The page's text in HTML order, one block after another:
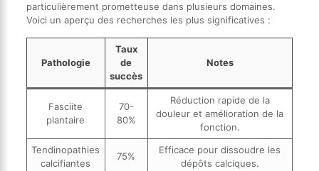
particulièrement prometteuse dans plusieurs domaines.
Voici un aperçu des recherches les plus significatives :
Pathologie
Taux
de
succès
Notes
Fasciite
plantaire
70-
80%
Réduction rapide de la
douleur et amélioration de la
fonction.
Tendinopathies
calcifiantes
75%
Efficace pour dissoudre les
dépôts calciques.